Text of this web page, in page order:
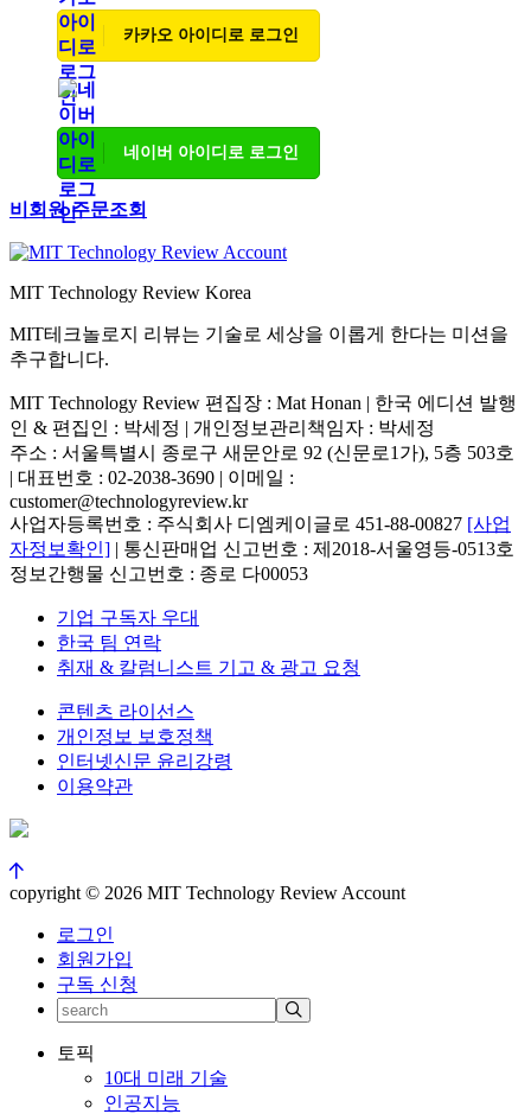
카카오 아이디로 로그인
네이버 아이디로 로그인
비회원 주문조회
MIT Technology Review Korea
MIT테크놀로지 리뷰는 기술로 세상을 이롭게 한다는 미션을
추구합니다.
MIT Technology Review 편집장 : Mat Honan | 한국 에디션 발행
인 & 편집인 : 박세정 | 개인정보관리책임자 : 박세정
주소 : 서울특별시 종로구 새문안로 92 (신문로1가), 5층 503호
| 대표번호 : 02-2038-3690 | 이메일 :
customer@technologyreview.kr
사업자등록번호 : 주식회사 디엠케이글로 451-88-00827 [사업
자정보확인] | 통신판매업 신고번호 : 제2018-서울영등-0513호
정보간행물 신고번호 : 종로 다00053
기업 구독자 우대
한국 팀 연락
취재 & 칼럼니스트 기고 & 광고 요청
콘텐츠 라이선스
개인정보 보호정책
인터넷신문 윤리강령
이용약관
copyright © 2026 MIT Technology Review Account
로그인
회원가입
구독 신청
토픽
10대 미래 기술
인공지능